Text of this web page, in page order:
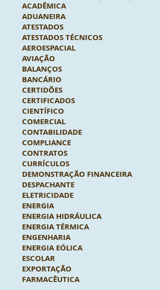
ACADÊMICA
ADUANEIRA
ATESTADOS
ATESTADOS TÉCNICOS
AEROESPACIAL
AVIAÇÃO
BALANÇOS
BANCÁRIO
CERTIDÕES
CERTIFICADOS
CIENTÍFICO
COMERCIAL
CONTABILIDADE
COMPLIANCE
CONTRATOS
CURRÍCULOS
DEMONSTRAÇÃO FINANCEIRA
DESPACHANTE
ELETRICIDADE
ENERGIA
ENERGIA HIDRÁULICA
ENERGIA TÉRMICA
ENGENHARIA
ENERGIA EÓLICA
ESCOLAR
EXPORTAÇÃO
FARMACÊUTICA